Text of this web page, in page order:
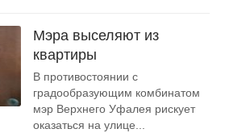
Мэра выселяют из
квартиры
В противостоянии с
градообразующим комбинатом
мэр Верхнего Уфалея рискует
оказаться на улице...